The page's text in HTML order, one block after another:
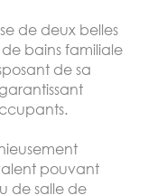
de deux belles
bains familiale
de sa
pouvant
de salle de